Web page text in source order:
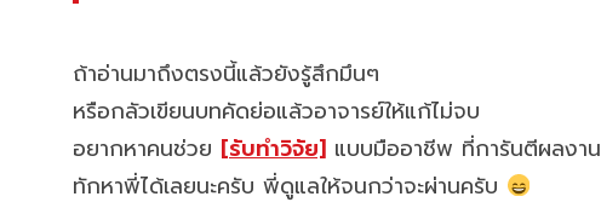
ถ้าอ่านมาถึงตรงนี้แล้วยังรู้สึกมึนๆ
หรือกลัวเขียนบทคัดย่อแล้วอาจารย์ให้แก้ไม่จบ
อยากหาคนช่วย [รับทำวิจัย] แบบมืออาชีพ ที่การันตีผลงาน
ทักหาพี่ได้เลยนะครับ พี่ดูแลให้จนกว่าจะผ่านครับ